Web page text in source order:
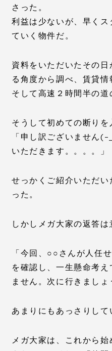
さった。
利益は少ないが、早く
ていく物件だ。
資料をいただいたその
る角度から調べ、賃貸
そして高速２時間半の道
そうして初めての断りを
「申し訳ございません
いただきます。。。。」
せっかくご紹介いただ
った。
しかしメガ大家の返答は
「今回、○○さんが人任
を確認し、一生懸命考
ません。次に行きましょ
あまりにもあっさりして
メガ大家は、これから